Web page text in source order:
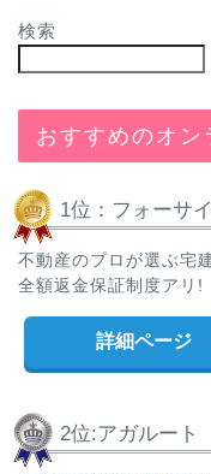
検索
おすすめのオン
1位：フォーサ
不動産のプロが選ぶ宅
全額返金保証制度アリ!
詳細ページ
2位:アガルート